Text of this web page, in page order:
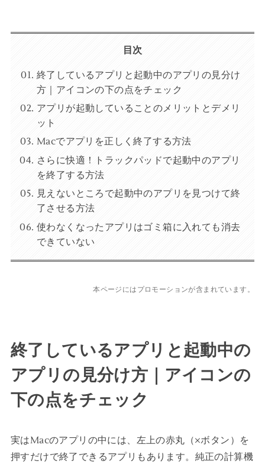
目次
終了しているアプリと起動中のアプリの見分け
方｜アイコンの下の点をチェック
アプリが起動していることのメリットとデメリ
ット
Macでアプリを正しく終了する方法
さらに快適！トラックパッドで起動中のアプリ
を終了する方法
見えないところで起動中のアプリを見つけて終
了させる方法
使わなくなったアプリはゴミ箱に入れても消去
できていない
本ページにはプロモーションが含まれています。
終了しているアプリと起動中の
アプリの見分け方｜アイコンの
下の点をチェック
実はMacのアプリの中には、左上の赤丸（×ボタン）を
押すだけで終了できるアプリもあります。純正の計算機